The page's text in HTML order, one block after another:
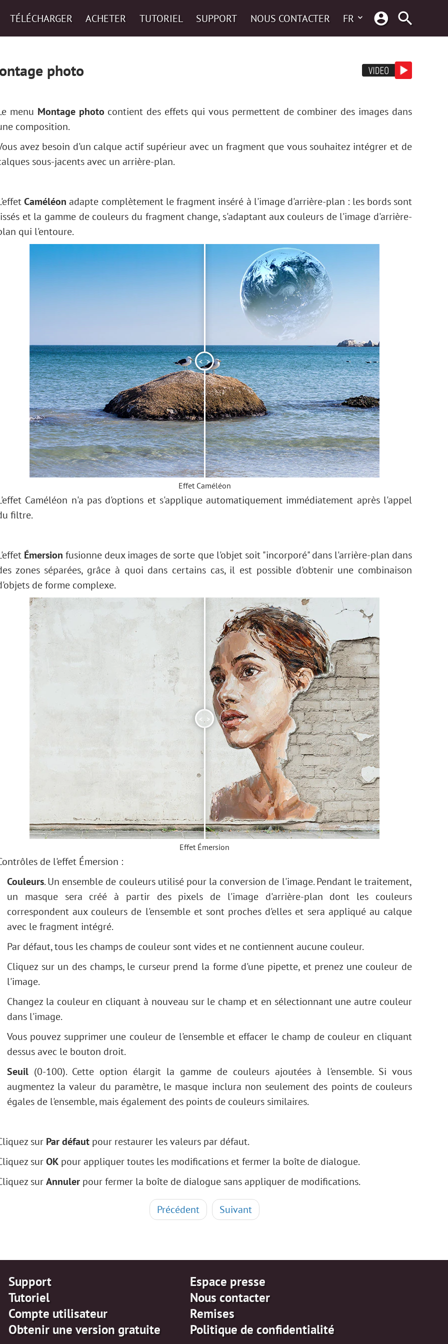
TÉLÉCHARGER ACHETER TUTORIEL SUPPORT NOUS CONTACTER FR
photo
menu Montage photo contient des effets qui vous permettent de combiner des images dans
composition.
avez besoin d'un calque actif supérieur avec un fragment que vous souhaitez intégrer et de
sous-jacents avec un arrière-plan.
Caméléon adapte complètement le fragment inséré à l'image d'arrière-plan : les bords sont
et la gamme de couleurs du fragment change, s'adaptant aux couleurs de l'image d'arrière-
qui l'entoure.
< >
Effet Сaméléon
Caméléon n'a pas d'options et s'applique automatiquement immédiatement après l'appel
filtre.
Émersion fusionne deux images de sorte que l'objet soit "incorporé" dans l'arrière-plan dans
zones séparées, grâce à quoi dans certains cas, il est possible d'obtenir une combinaison
de forme complexe.
< >
Effet Émersion
de l'effet Émersion :
Couleurs. Un ensemble de couleurs utilisé pour la conversion de l'image. Pendant le traitement,
un masque sera créé à partir des pixels de l'image d'arrière-plan dont les couleurs
correspondent aux couleurs de l'ensemble et sont proches d'elles et sera appliqué au calque
avec le fragment intégré.
Par défaut, tous les champs de couleur sont vides et ne contiennent aucune couleur.
Cliquez sur un des champs, le curseur prend la forme d'une pipette, et prenez une couleur de
l'image.
Changez la couleur en cliquant à nouveau sur le champ et en sélectionnant une autre couleur
dans l'image.
Vous pouvez supprimer une couleur de l'ensemble et effacer le champ de couleur en cliquant
dessus avec le bouton droit.
Seuil (0-100). Cette option élargit la gamme de couleurs ajoutées à l'ensemble. Si vous
augmentez la valeur du paramètre, le masque inclura non seulement des points de couleurs
égales de l'ensemble, mais également des points de couleurs similaires.
sur Par défaut pour restaurer les valeurs par défaut.
surOK pour appliquer toutes les modifications et fermer la boîte de dialogue.
surAnnuler pour fermer la boîte de dialogue sans appliquer de modifications.
Précédent Suivant
Support
Tutoriel
Compte utilisateur
Obtenir une version gratuite
Espace presse
Nous contacter
Remises
Politique de confidentialité